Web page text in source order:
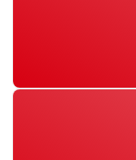
لمساعدتك في أي
مخصصة وضمان
الأناقة